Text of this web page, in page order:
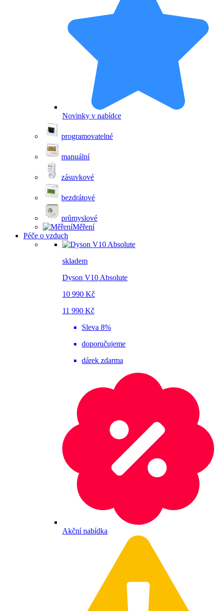
Novinky v nabídce
programovatelné
manuální
zásuvkové
bezdrátové
průmyslové
Měření
Péče o vzduch
skladem
Dyson V10 Absolute
10 990 Kč
11 990 Kč
Sleva 8%
doporučujeme
dárek zdarma
Akční nabídka